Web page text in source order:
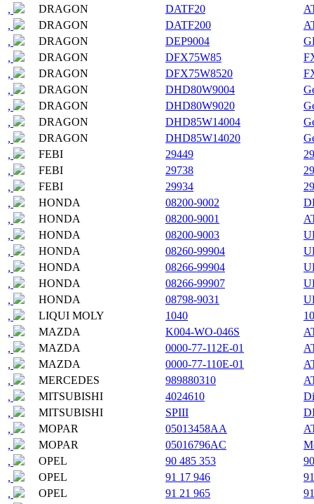
,
DRAGON DATF20
,
DRAGON DATF200
,
DRAGON DEP9004
,
DRAGON DFX75W85
,
DRAGON DFX75W8520
,
DRAGON DHD80W9004
,
DRAGON DHD80W9020
,
DRAGON DHD85W14004
,
DRAGON DHD85W14020
,
FEBI 29449
,
FEBI 29738
,
FEBI 29934
,
HONDA 08200-9002
,
HONDA 08200-9001
,
HONDA 08200-9003
,
HONDA 08260-99904
,
HONDA 08266-99904
,
HONDA 08266-99907
,
HONDA 08798-9031
,
LIQUI MOLY 1040
,
MAZDA K004-WО-046S
,
MAZDA 0000-77-112E-01
,
MAZDA 0000-77-110E-01
,
MERCEDES 989880310
,
MITSUBISHI 4024610
,
MITSUBISHI SPIII
,
MOPAR 05013458AA
,
MOPAR 05016796AC
,
OPEL 90 485 353
,
OPEL 91 17 946
,
OPEL 91 21 965